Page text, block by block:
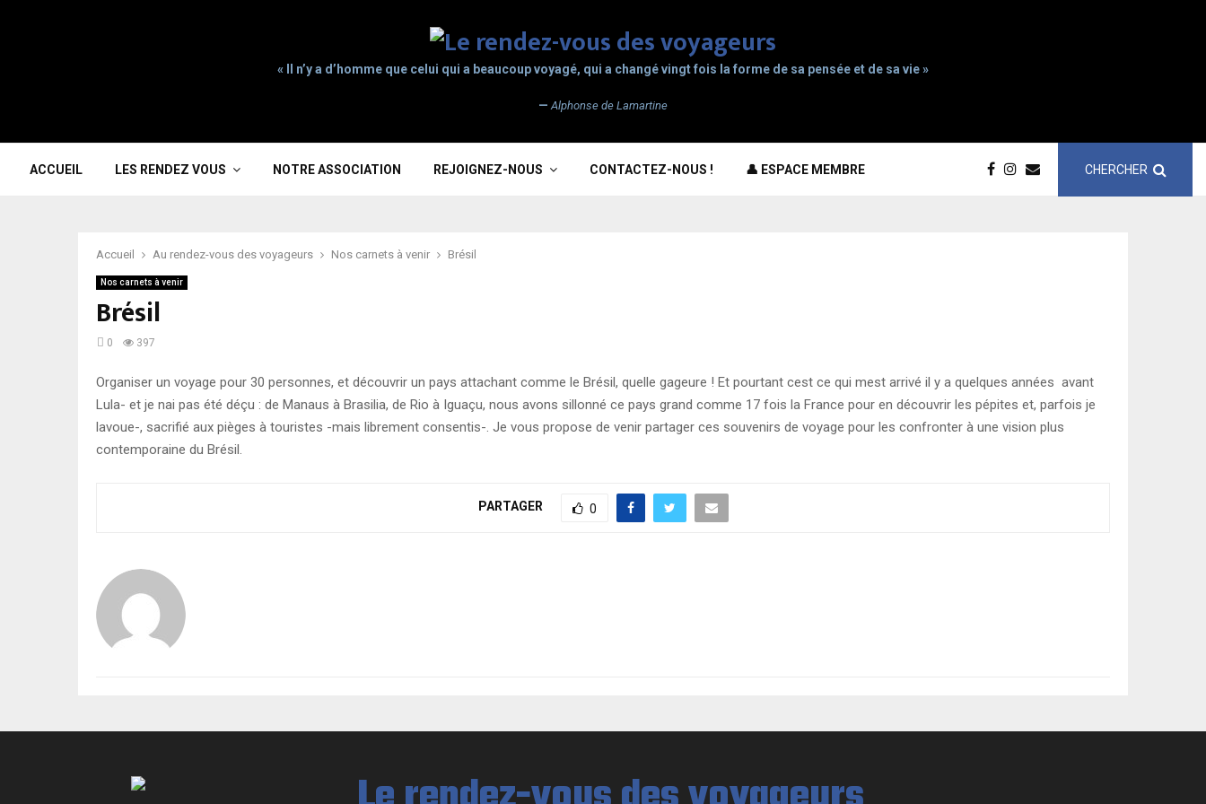
« Il n’y a d’homme que celui qui a beaucoup voyagé, qui a changé vingt fois la forme de sa pensée et de sa vie »
— Alphonse de Lamartine
ACCUEIL LES RENDEZ VOUS NOTRE ASSOCIATION REJOIGNEZ-NOUS CONTACTEZ-NOUS ! 👤 ESPACE MEMBRE CHERCHER
Accueil Au rendez-vous des voyageurs Nos carnets à venir Brésil
Nos carnets à venir
Brésil
0 397
Organiser un voyage pour 30 personnes, et découvrir un pays attachant comme le Brésil, quelle gageure ! Et pourtant cest ce qui mest arrivé il y a quelques années  avant
Lula- et je nai pas été déçu : de Manaus à Brasilia, de Rio à Iguaçu, nous avons sillonné ce pays grand comme 17 fois la France pour en découvrir les pépites et, parfois je
lavoue-, sacrifié aux pièges à touristes -mais librement consentis-. Je vous propose de venir partager ces souvenirs de voyage pour les confronter à une vision plus
contemporaine du Brésil.
PARTAGER 0